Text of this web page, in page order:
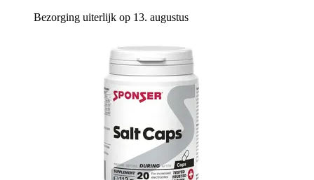
Bezorging uiterlijk op 13. augustus